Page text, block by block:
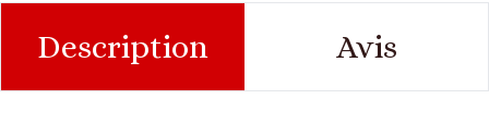
Description Avis